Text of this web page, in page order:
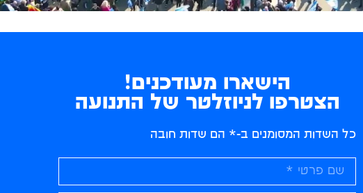
הישארו מעודכנים!
הצטרפו לניוזלטר של התנועה
כל השדות המסומנים ב-* הם שדות חובה